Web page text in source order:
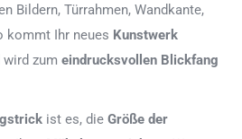
Bildern, Türrahmen, Wandkante,
kommt Ihr neues Kunstwerk
wird zum eindrucksvollen Blickfang
ist es, die Größe der